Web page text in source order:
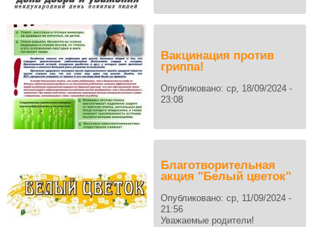
Вакцинация против
гриппа!
Опубликовано: ср, 18/09/2024 -
23:08
Благотворительная
акция "Белый цветок"
Опубликовано: ср, 11/09/2024 -
21:56
Уважаемые родители!